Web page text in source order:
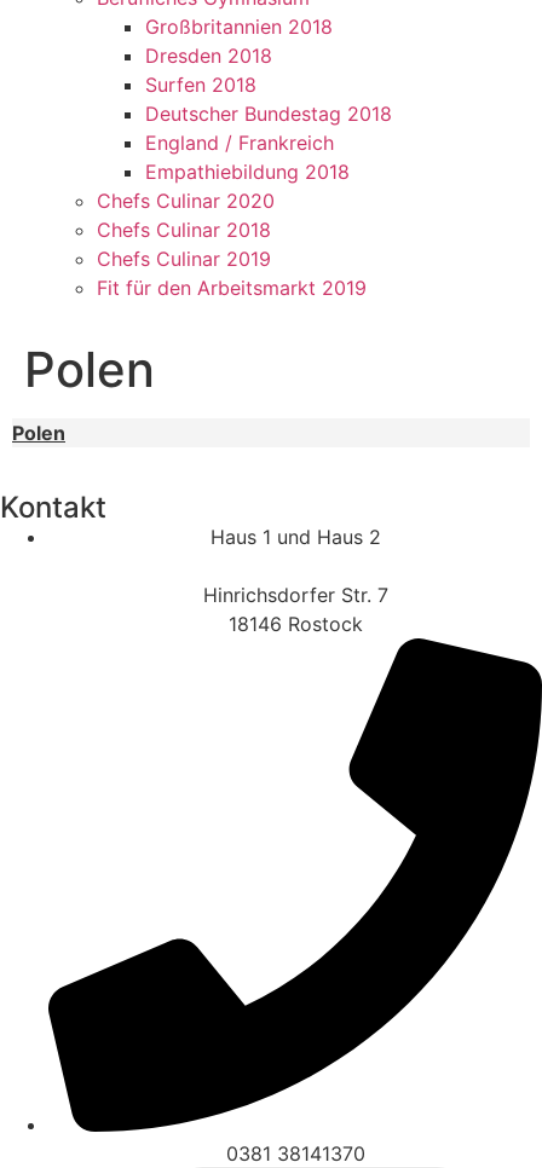
Großbritannien 2018
Dresden 2018
Surfen 2018
Deutscher Bundestag 2018
England / Frankreich
Empathiebildung 2018
Chefs Culinar 2020
Chefs Culinar 2018
Chefs Culinar 2019
Fit für den Arbeitsmarkt 2019
Polen
Polen
Kontakt
Haus 1 und Haus 2
Hinrichsdorfer Str. 7
18146 Rostock
0381 38141370